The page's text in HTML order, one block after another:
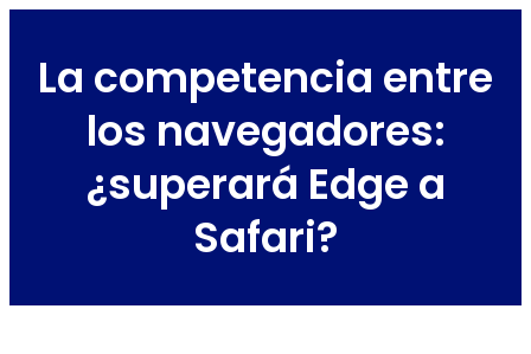
La competencia entre
los navegadores:
¿superará Edge a
Safari?